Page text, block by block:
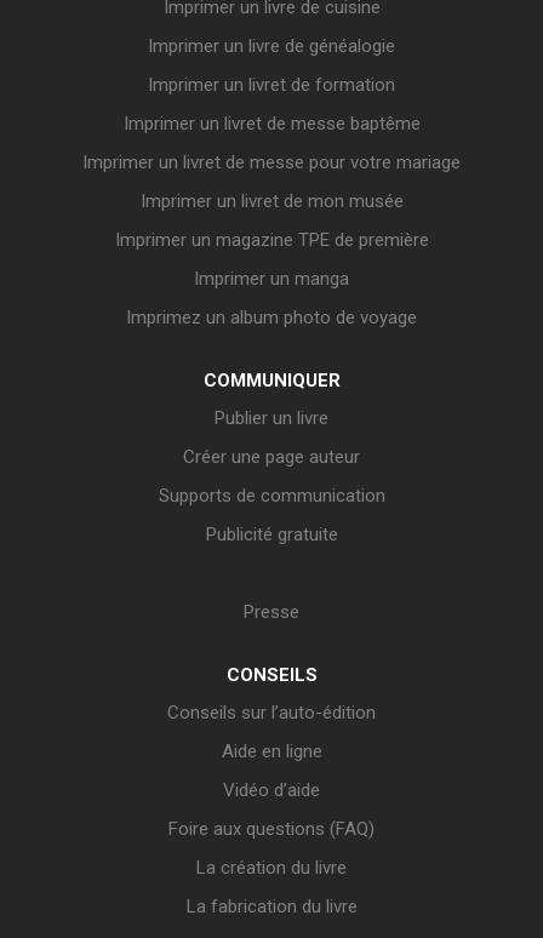
Imprimer un livre de cuisine
Imprimer un livre de généalogie
Imprimer un livret de formation
Imprimer un livret de messe baptême
Imprimer un livret de messe pour votre mariage
Imprimer un livret de mon musée
Imprimer un magazine TPE de première
Imprimer un manga
Imprimez un album photo de voyage
COMMUNIQUER
Publier un livre
Créer une page auteur
Supports de communication
Publicité gratuite
Presse
CONSEILS
Conseils sur l’auto-édition
Aide en ligne
Vidéo d’aide
Foire aux questions (FAQ)
La création du livre
La fabrication du livre